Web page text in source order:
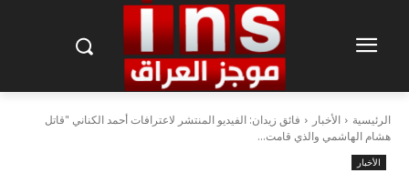
الرئيسية الأخبار
فائق زيدان: الفيديو المنتشر لاعترافات أحمد الكناني "قاتل
هشام الهاشمي والذي قامت...
الأخبار